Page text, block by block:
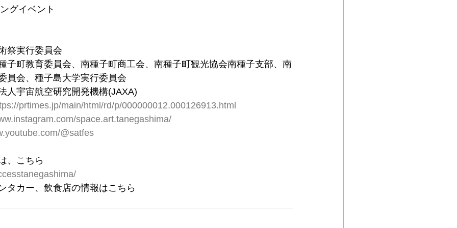
グイベント
祭実行委員会
子町教育委員会、南種子町商工会、南種子町観光協会南種子支部、南
員会、種子島大学実行委員会
人宇宙航空研究開発機構(JAXA)
prtimes.jp/main/html/rd/p/000000012.000126913.html
space.art.tanegashima/
@satfes
、こちら
タカー、飲食店の情報はこちら